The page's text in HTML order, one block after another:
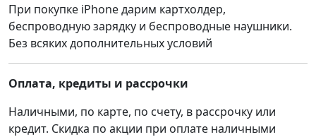
При покупке iPhone дарим картхолдер,
беспроводную зарядку и беспроводные наушники.
Без всяких дополнительных условий
Оплата, кредиты и рассрочки
Наличными, по карте, по счету, в рассрочку или
кредит. Скидка по акции при оплате наличными